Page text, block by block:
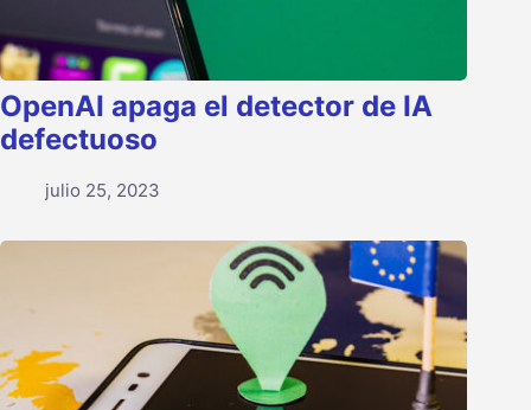
OpenAI apaga el detector de IA
defectuoso
julio 25, 2023